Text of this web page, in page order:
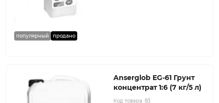
популярный продано
Anserglob EG-61 Грунт
концентрат 1:6 (7 кг/5 л)
Код товара: 83